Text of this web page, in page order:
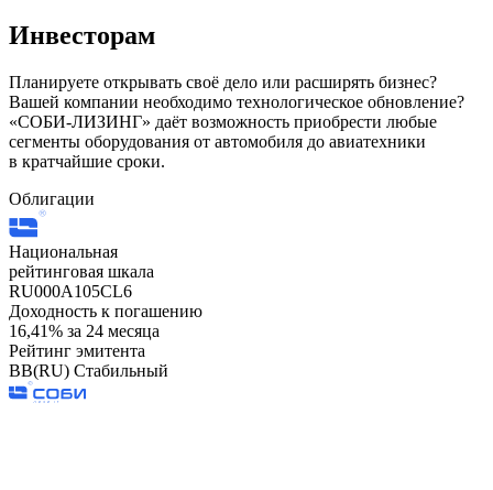
Инвесторам
Планируете открывать своё дело или расширять бизнес?
Вашей компании необходимо технологическое обновление?
«СОБИ-ЛИЗИНГ» даёт возможность приобрести любые
сегменты оборудования от автомобиля до авиатехники
в кратчайшие сроки.
Облигации
Национальная
рейтинговая шкала
RU000A105CL6
Доходность к погашению
16,41% за 24 месяца
Рейтинг эмитента
BB(RU) Стабильный